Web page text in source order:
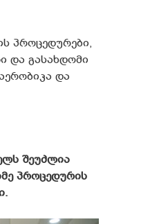
პროცედურები,
და გასახდომი
და
შეუძლია
პროცედურის